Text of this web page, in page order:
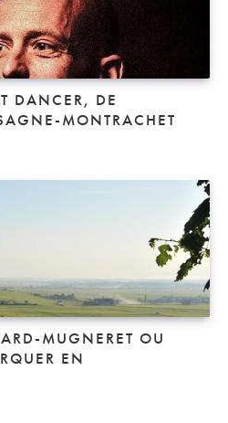
DANCER, DE
MONTRACHET
MUGNERET OU
EN